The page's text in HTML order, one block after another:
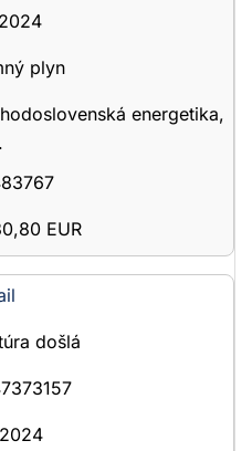
plyn
energetika,
EUR
došlá